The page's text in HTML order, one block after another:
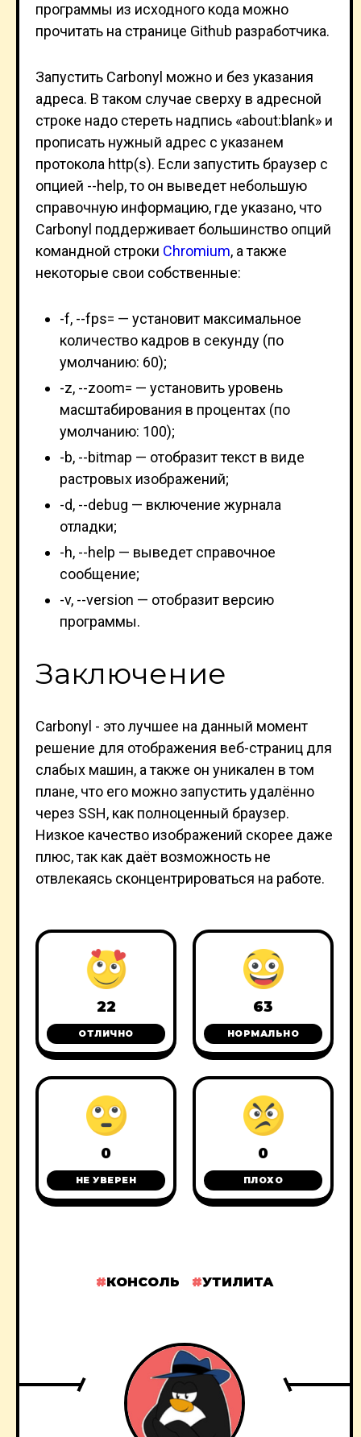
программы из исходного кода можно
прочитать на странице Github разработчика.
Запустить Carbonyl можно и без указания
адреса. В таком случае сверху в адресной
строке надо стереть надпись «about:blank» и
прописать нужный адрес с указанем
протокола http(s). Если запустить браузер с
опцией --help, то он выведет небольшую
справочную информацию, где указано, что
Carbonyl поддерживает большинство опций
командной строки Chromium, а также
некоторые свои собственные:
-f, --fps= — установит максимальное
количество кадров в секунду (по
умолчанию: 60);
-z, --zoom= — установить уровень
масштабирования в процентах (по
умолчанию: 100);
-b, --bitmap — отобразит текст в виде
растровых изображений;
-d, --debug — включение журнала
отладки;
-h, --help — выведет справочное
сообщение;
-v, --version — отобразит версию
программы.
Заключение
Carbonyl - это лучшее на данный момент
решение для отображения веб-страниц для
слабых машин, а также он уникален в том
плане, что его можно запустить удалённо
через SSH, как полноценный браузер.
Низкое качество изображений скорее даже
плюс, так как даёт возможность не
отвлекаясь сконцентрироваться на работе.
22
ОТЛИЧНО
63
НОРМАЛЬНО
0
НЕ УВЕРЕН
0
ПЛОХО
КОНСОЛЬ УТИЛИТА